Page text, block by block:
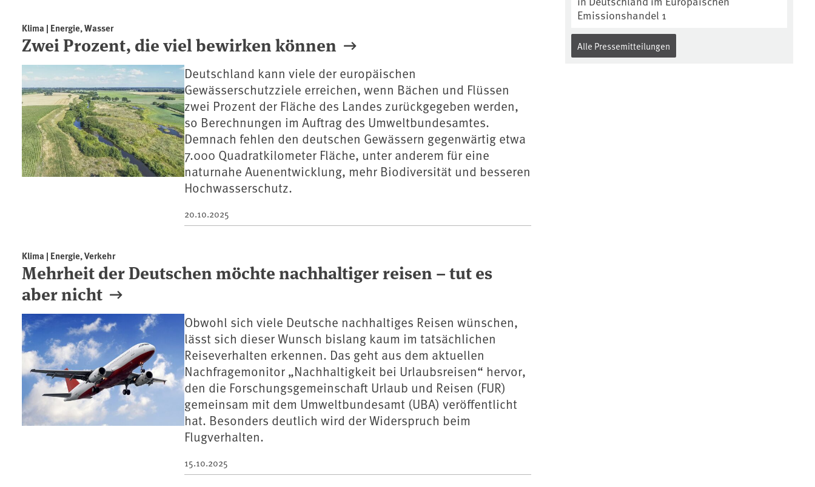
Klima | Energie, Wasser
Zwei Prozent, die viel bewirken können
Deutschland kann viele der europäischen
Gewässerschutzziele erreichen, wenn Bächen und Flüssen
zwei Prozent der Fläche des Landes zurückgegeben werden,
so Berechnungen im Auftrag des Umweltbundesamtes.
Demnach fehlen den deutschen Gewässern gegenwärtig etwa
7.000 Quadratkilometer Fläche, unter anderem für eine
naturnahe Auenentwicklung, mehr Biodiversität und besseren
Hochwasserschutz.
20.10.2025
Klima | Energie, Verkehr
Mehrheit der Deutschen möchte nachhaltiger reisen – tut es
aber nicht
Obwohl sich viele Deutsche nachhaltiges Reisen wünschen,
lässt sich dieser Wunsch bislang kaum im tatsächlichen
Reiseverhalten erkennen. Das geht aus dem aktuellen
Nachfragemonitor „Nachhaltigkeit bei Urlaubsreisen“ hervor,
den die Forschungsgemeinschaft Urlaub und Reisen (FUR)
gemeinsam mit dem Umweltbundesamt (UBA) veröffentlicht
hat. Besonders deutlich wird der Widerspruch beim
Flugverhalten.
15.10.2025
Emissionshandel 1
Alle Pressemitteilungen